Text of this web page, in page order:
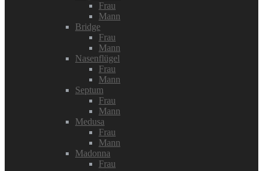
Frau
Mann
Bridge
Frau
Mann
Nasenflügel
Frau
Mann
Septum
Frau
Mann
Medusa
Frau
Mann
Madonna
Frau